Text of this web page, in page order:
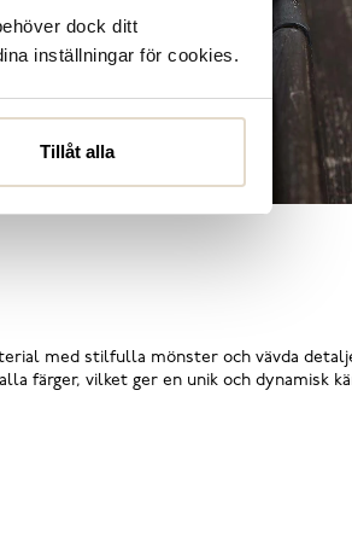
dock ditt
inställningar för cookies.
Tillåt alla
med stilfulla mönster och vävda
färger, vilket ger en unik och dynamisk